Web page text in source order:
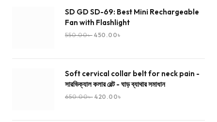
SD GD SD-69: Best Mini Rechargeable
Fan with Flashlight
550.00৳ 450.00৳
Soft cervical collar belt for neck pain -
সারভিক্যাল কলার বেল্ট - ঘাড় ব্যাথার সমাধান
650.00৳ 420.00৳